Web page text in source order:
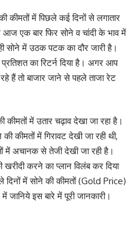
में पिछले कई दिनों से लगातार
एक बार फिर सोने व चांदी के भाव में
में उठक पटक का दौर जारी है।
का रिटर्न दिया है। अगर आप
हैं तो बाजार जाने से पहले ताजा रेट
में उतार चढ़ाव देखा जा रहा है।
कीमतों में गिरावट देखी जा रही थी,
में अचानक से तेजी देखी जा रही है।
करने का प्लान विलंब कर दिया
दिनों में सोने की कीमतों (Gold Price)
जानिये इस बारे में पूरी जानकारी।